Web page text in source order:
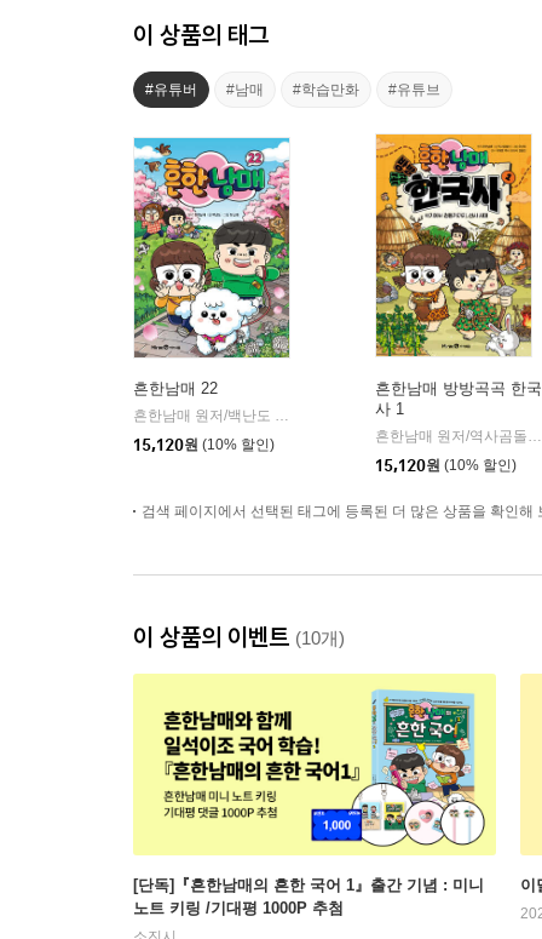
이 상품의 태그
#유튜버 #남매 #학습만화 #유튜브
흔한남매 22
흔한남매 원저/백난도 글/유난희 그림/흔한컴퍼니 감수
15,120원 (10% 할인)
흔한남매 방방곡곡 한국
사 1
흔한남매 원저/역사곰돌이 글/유난희 그림/미래엔 역사 교과서 집필진,흔한컴퍼니 감수
15,120원 (10% 할인)
검색 페이지에서 선택된 태그에 등록된 더 많은 상품을 확인해
이 상품의 이벤트 (10개)
[단독]『흔한남매의 흔한 국어 1』출간 기념 : 미니
노트 키링 /기대평 1000P 추첨
이